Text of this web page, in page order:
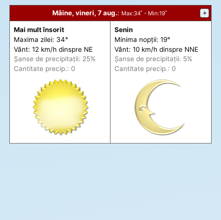
Mâine, vineri, 7 aug.: Max:34˚ - Min:19˚ +
Mai mult însorit
Maxima zilei: 34°
Vânt: 12 km/h dinspre NE
Șanse de precipitații: 25%
Cantitate precip.: 0
Senin
Minima nopții: 19°
Vânt: 10 km/h dinspre NNE
Șanse de precipitații: 5%
Cantitate precip.: 0